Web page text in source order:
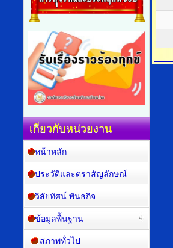
เกี่ยวกับหน่วยงาน
หน้าหลัก
ประวัติและตราสัญลักษณ์
วิสัยทัศน์ พันธกิจ
ข้อมูลพื้นฐาน
สภาพทั่วไป